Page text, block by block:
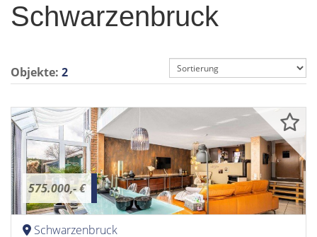
Schwarzenbruck
Objekte: 2
575.000,- €
Schwarzenbruck